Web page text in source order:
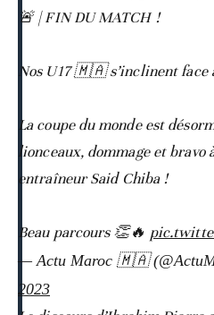
🚨 | FIN DU MATCH !
Nos U17 🇲🇦 s’inclinent
La coupe du monde est
lionceaux, dommage et bravo
entraîneur Said Chiba !
Beau parcours 👏🔥
— Actu Maroc 🇲🇦
2023